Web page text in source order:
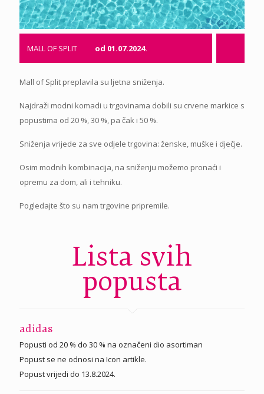
MALL OF SPLIT od 01.07.2024.
Mall of Split preplavila su ljetna sniženja.
Najdraži modni komadi u trgovinama dobili su crvene markice s
popustima od 20 %, 30 %, pa čak i 50 %.
Sniženja vrijede za sve odjele trgovina: ženske, muške i dječje.
Osim modnih kombinacija, na sniženju možemo pronaći i
opremu za dom, ali i tehniku.
Pogledajte što su nam trgovine pripremile.
Lista svih
popusta
adidas
Popusti od 20 % do 30 % na označeni dio asortiman
Popust se ne odnosi na Icon artikle.
Popust vrijedi do 13.8.2024.